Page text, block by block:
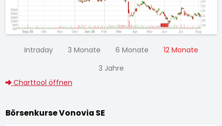
Intraday 3 Monate 6 Monate
12 Monate
3 Jahre
Charttool öffnen
Börsenkurse Vonovia SE